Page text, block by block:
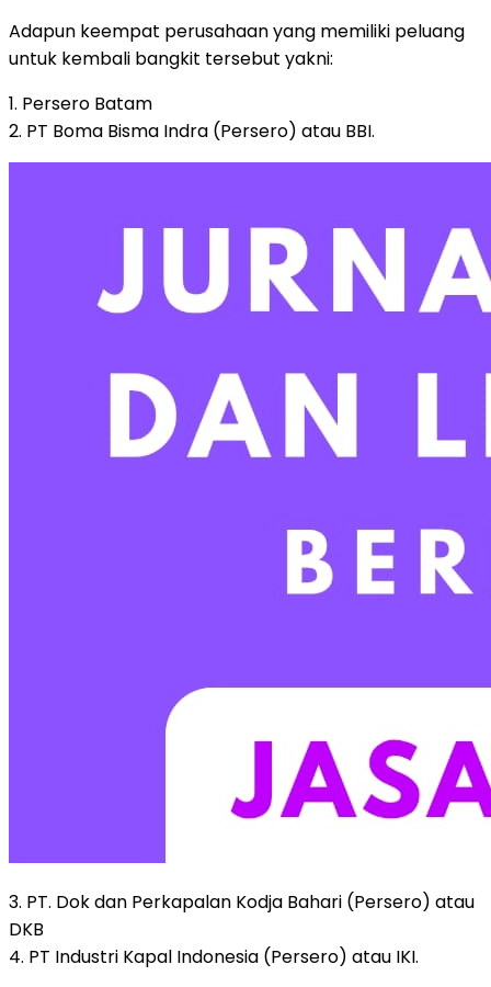
Adapun keempat perusahaan yang memiliki peluang
untuk kembali bangkit tersebut yakni:
1. Persero Batam
2. PT Boma Bisma Indra (Persero) atau BBI.
3. PT. Dok dan Perkapalan Kodja Bahari (Persero) atau
DKB
4. PT Industri Kapal Indonesia (Persero) atau IKI.